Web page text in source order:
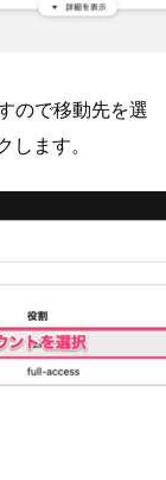
ので移動先を選
ます。